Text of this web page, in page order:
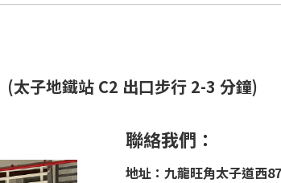
(太子地鐵站 C2 出口步行 2-3 分鐘)
聯絡我們：
地址：九龍旺角太子道西